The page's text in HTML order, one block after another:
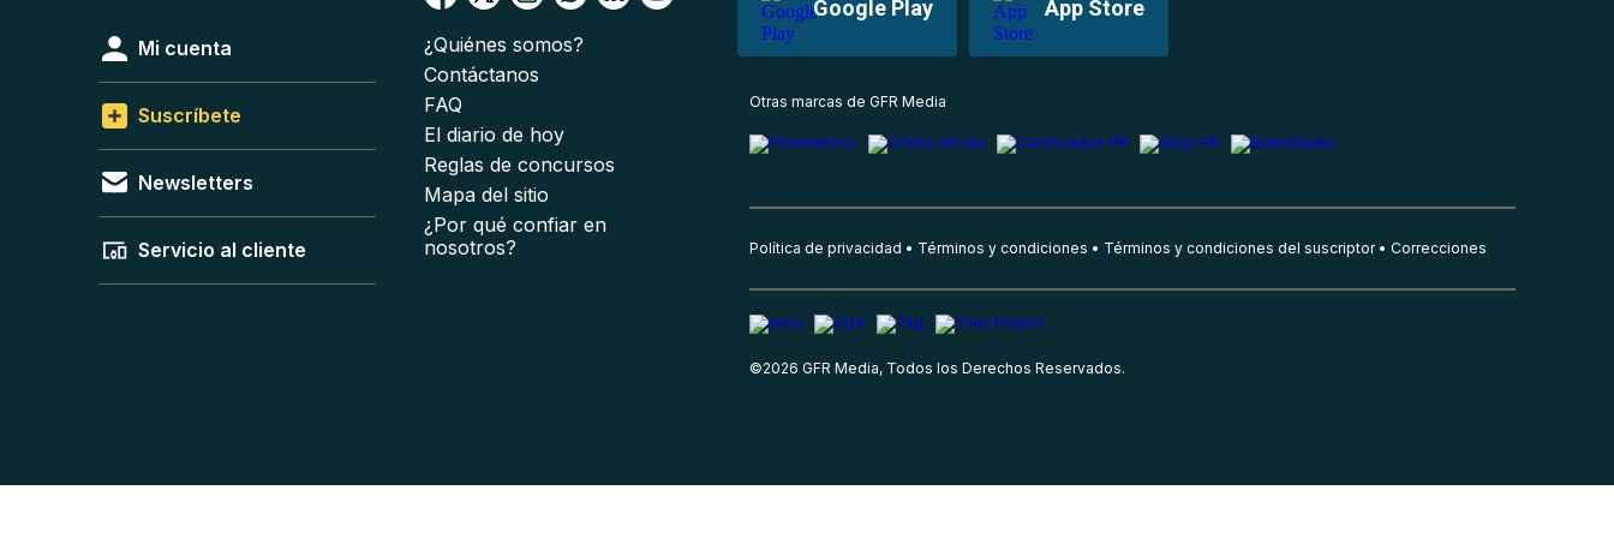
Google Play App Store
Mi cuenta
Suscríbete
Newsletters
Servicio al cliente
¿Quiénes somos?
Contáctanos
FAQ
El diario de hoy
Reglas de concursos
Mapa del sitio
¿Por qué confiar en
nosotros?
Otras marcas de GFR Media
Política de privacidad Términos y condiciones Términos y condiciones del suscriptor Correcciones
©2026 GFR Media, Todos los Derechos Reservados.